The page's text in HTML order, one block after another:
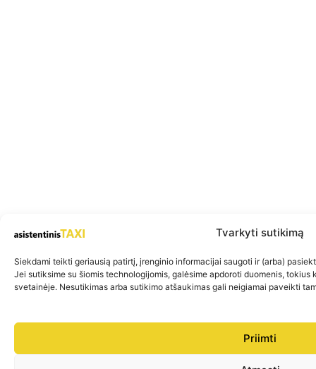
Tvarkyti sutikimą
Siekdami teikti geriausią patirtį, įrenginio informacijai saugoti ir (arba)
Jei sutiksime su šiomis technologijomis, galėsime apdoroti duomenis, tokius
svetainėje. Nesutikimas arba sutikimo atšaukimas gali neigiamai paveikti
Priimti